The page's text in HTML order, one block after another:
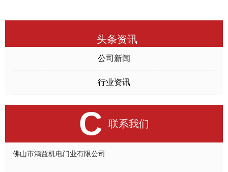
头条资讯
公司新闻
行业资讯
C 联系我们
佛山市鸿益机电门业有限公司